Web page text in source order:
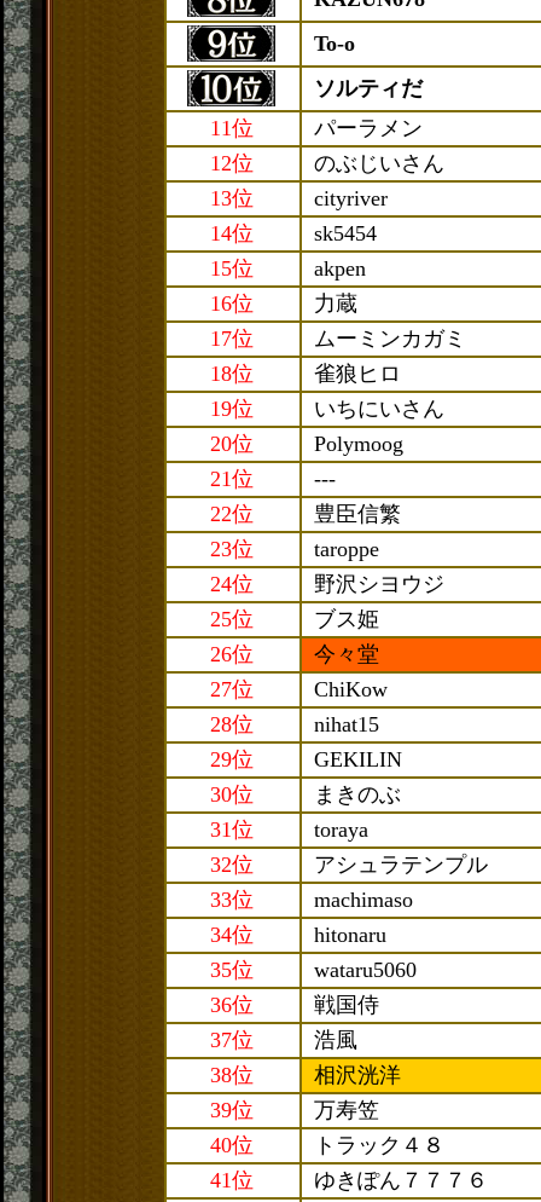
To-o
ソルティだ
11位
パーラメン
12位
のぶじいさん
13位
cityriver
14位
sk5454
15位
akpen
16位
力蔵
17位
ムーミンカガミ
18位
雀狼ヒロ
19位
いちにいさん
20位
Polymoog
21位
---
22位
豊臣信繁
23位
taroppe
24位
野沢シヨウジ
25位
ブス姫
26位
今々堂
27位
ChiKow
28位
nihat15
29位
GEKILIN
30位
まきのぶ
31位
toraya
32位
アシュラテンプル
33位
machimaso
34位
hitonaru
35位
wataru5060
36位
戦国侍
37位
浩風
38位
相沢洸洋
39位
万寿笠
40位
トラック４８
41位
ゆきぽん７７７６